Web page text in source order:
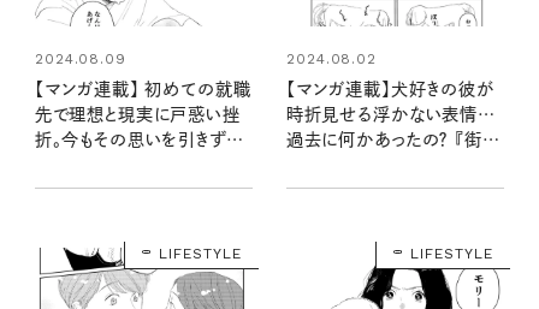
2024.08.09
【マンガ連載】 初めての就職
先で理想と現実に戸惑い挫
折。今もその思いを引きずっ
二話 vol.3
2024.08.02
【マンガ連載】犬好きの彼が
時折見せる浮かない表情…
過去に何かあったの？ 『街角
LIFESTYLE LIFESTYLE